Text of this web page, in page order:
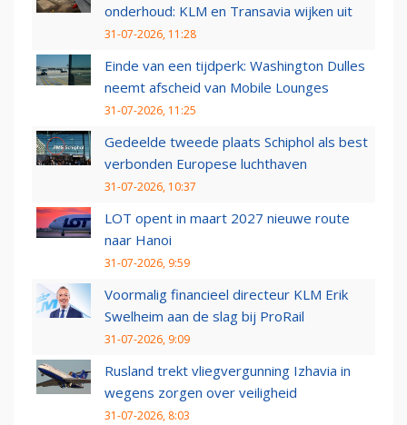
onderhoud: KLM en Transavia wijken uit
31-07-2026, 11:28
Einde van een tijdperk: Washington Dulles
neemt afscheid van Mobile Lounges
31-07-2026, 11:25
Gedeelde tweede plaats Schiphol als best
verbonden Europese luchthaven
31-07-2026, 10:37
LOT opent in maart 2027 nieuwe route
naar Hanoi
31-07-2026, 9:59
Voormalig financieel directeur KLM Erik
Swelheim aan de slag bij ProRail
31-07-2026, 9:09
Rusland trekt vliegvergunning Izhavia in
wegens zorgen over veiligheid
31-07-2026, 8:03